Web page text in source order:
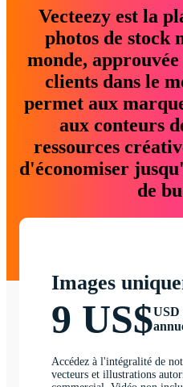
Vecteezy est la
photos de stock
monde,
clients dans le
permet aux
aux conteurs
ressources
d'économiser
de
Images
9 US$USD
Accédez à l'intégralité de
vecteurs et illustrations